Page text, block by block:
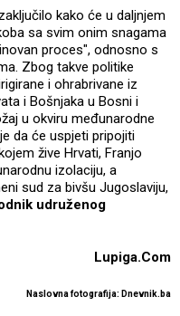
kako će u daljnjem
sa svim onim snagama
proces", odnosno s
Zbog takve politike
i ohrabrivane iz
i Bošnjaka u Bosni i
u okviru međunarodne
da će uspjeti pripojiti
žive Hrvati, Franjo
izolaciju, a
sud za bivšu Jugoslaviju,
udruženog
Lupiga.Com
Naslovna fotografija: Dnevnik.ba